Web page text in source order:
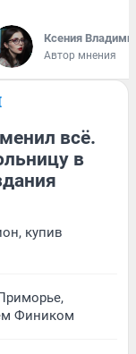
Ксения
Автор мнения
всё.
в
купив
Фиником